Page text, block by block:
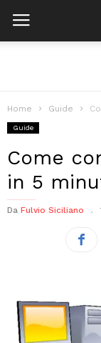
Home Guide
Guide
Come
in 5
Da Fulvio Siciliano